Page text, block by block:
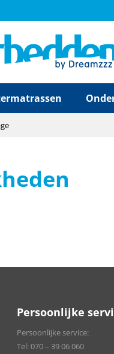
Persoonlijke
Persoonlijke service:
Tel:070 – 39 06 060